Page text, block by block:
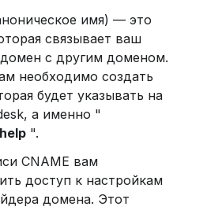
связывает ваш
домен с другим доменом.
необходимо создать
будет указывать на
а именно "
".
доступ к настройкам
домена. Этот